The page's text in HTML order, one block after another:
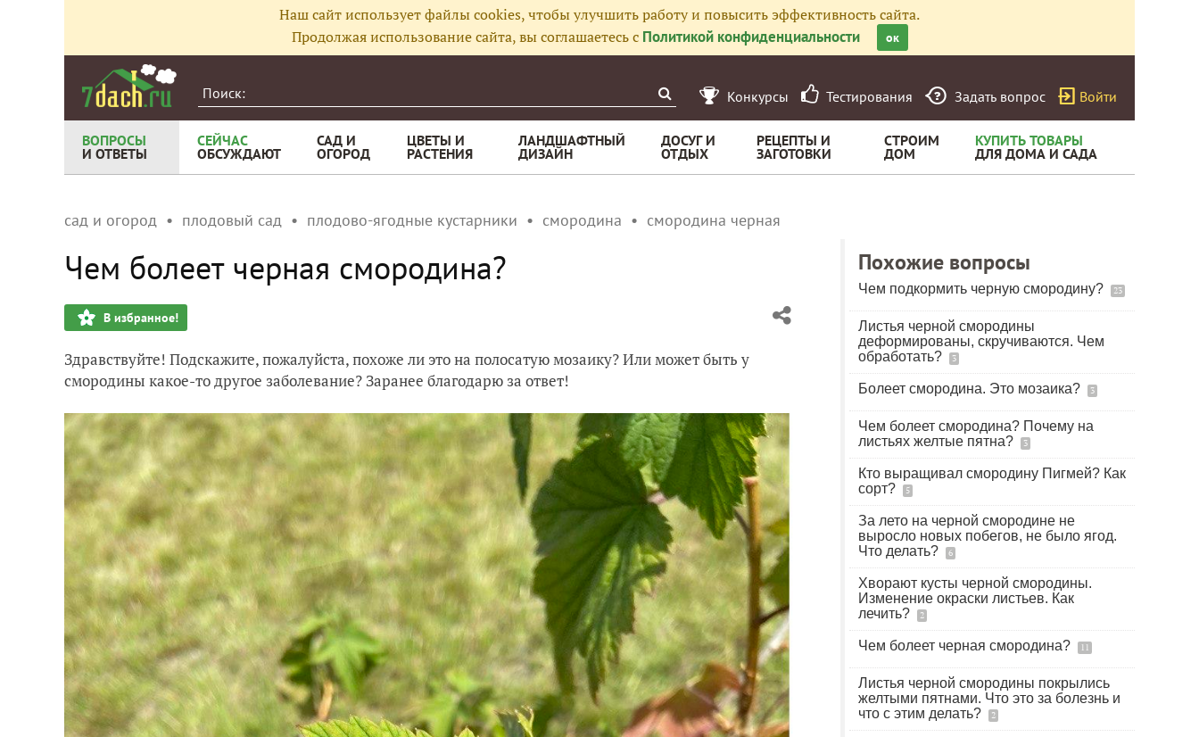
Наш сайт использует файлы cookies, чтобы улучшить работу и повысить эффективность сайта.
Продолжая использование сайта, вы соглашаетесь с Политикой конфиденциальности ок
Конкурсы Тестирования Задать вопрос Войти
ВОПРОСЫ
И ОТВЕТЫ
СЕЙЧАС
ОБСУЖДАЮТ
САД И
ОГОРОД
ЦВЕТЫ И
РАСТЕНИЯ
ЛАНДШАФТНЫЙ
ДИЗАЙН
ДОСУГ И
ОТДЫХ
РЕЦЕПТЫ И
ЗАГОТОВКИ
СТРОИМ
ДОМ
КУПИТЬ ТОВАРЫ
ДЛЯ ДОМА И САДА
сад и огород плодовый сад плодово-ягодные кустарники смородина смородина черная
Чем болеет черная смородина?
В избранное!
Здравствуйте! Подскажите, пожалуйста, похоже ли это на полосатую мозаику? Или может быть у
смородины какое-то другое заболевание? Заранее благодарю за ответ!
Похожие вопросы
Чем подкормить черную смородину? 23
Листья черной смородины
деформированы, скручиваются. Чем
обработать?
3
Болеет смородина. Это мозаика? 3
Чем болеет смородина? Почему на
листьях желтые пятна?
3
Кто выращивал смородину Пигмей? Как
сорт?
5
За лето на черной смородине не
выросло новых побегов, не было ягод.
Что делать?
6
Хворают кусты черной смородины.
Изменение окраски листьев. Как
лечить?
2
Чем болеет черная смородина? 11
Листья черной смородины покрылись
желтыми пятнами. Что это за болезнь и
что с этим делать?
2